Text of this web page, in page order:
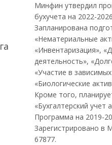
Минфин утвердил
бухучета на 2022-
Запланирована
«Нематериальные
«Инвентаризация»,
деятельность»,
«Участие в
«Биологические
Кроме того,
«Бухгалтерский
Программа на 2019-
Зарегистрировано в
67877.